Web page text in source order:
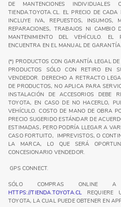
DE MANTENCIONES INDIVIDUALES
TIENDA.TOYOTA.CL. EL PRECIO DE
INCLUYE IVA, REPUESTOS, INSUMOS,
REPARACIONES, TRABAJOS NI
MANTENIMIENTO DEL VEHÍCULO. EL
ENCUENTRA EN EL MANUAL DE
(*) PRODUCTOS CON GARANTÍA LEGAL
PRODUCTOS SÓLO CON RETIRO EN
VENDEDOR. DERECHO A RETRACTO
DE PRODUCTOS, NO APLICA PARA
INSTALACIÓN DE ACCESORIOS DEBE
TOYOTA, EN CASO DE NO HACERLO,
VEHÍCULO. COSTO DE MANO DE OBRA
PRECIO SUGERIDO ESTÁNDAR DE
ESTIMADAS, PERO PODRÍA LLEGAR A
CASO FORTUITO, IMPREVISTOS, O
LA MARCA, LO QUE SERÁ
CONCESIONARIO VENDEDOR.
GPS CONNECT.
SÓLO COMPRAS ONLINE
HTTPS://TIENDA.TOYOTA.CL REQUIERE
TOYOTA, LA CUAL PUEDE OBTENER EN